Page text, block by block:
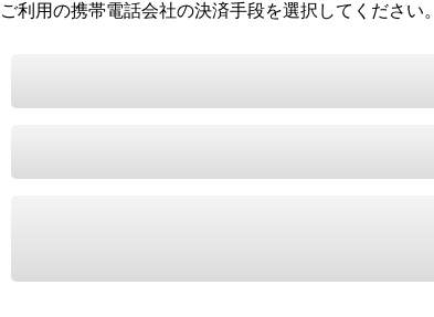
ご利用の携帯電話会社の決済手段を選択してください。